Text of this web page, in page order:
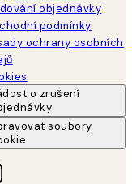
objednávky
podmínky
ochrany osobních
o zrušení
soubory